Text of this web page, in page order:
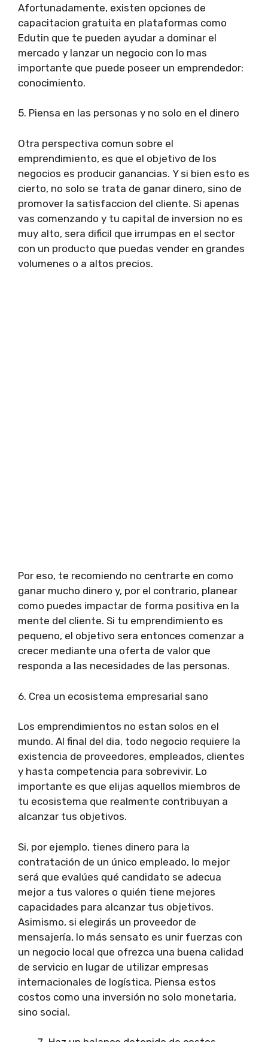
Afortunadamente, existen opciones de
capacitacion gratuita en plataformas como
Edutin que te pueden ayudar a dominar el
mercado y lanzar un negocio con lo mas
importante que puede poseer un emprendedor:
conocimiento.
5. Piensa en las personas y no solo en el dinero
Otra perspectiva comun sobre el
emprendimiento, es que el objetivo de los
negocios es producir ganancias. Y si bien esto es
cierto, no solo se trata de ganar dinero, sino de
promover la satisfaccion del cliente. Si apenas
vas comenzando y tu capital de inversion no es
muy alto, sera dificil que irrumpas en el sector
con un producto que puedas vender en grandes
volumenes o a altos precios.
Por eso, te recomiendo no centrarte en como
ganar mucho dinero y, por el contrario, planear
como puedes impactar de forma positiva en la
mente del cliente. Si tu emprendimiento es
pequeno, el objetivo sera entonces comenzar a
crecer mediante una oferta de valor que
responda a las necesidades de las personas.
6. Crea un ecosistema empresarial sano
Los emprendimientos no estan solos en el
mundo. Al final del dia, todo negocio requiere la
existencia de proveedores, empleados, clientes
y hasta competencia para sobrevivir. Lo
importante es que elijas aquellos miembros de
tu ecosistema que realmente contribuyan a
alcanzar tus objetivos.
Si, por ejemplo, tienes dinero para la
contratación de un único empleado, lo mejor
será que evalúes qué candidato se adecua
mejor a tus valores o quién tiene mejores
capacidades para alcanzar tus objetivos.
Asimismo, si elegirás un proveedor de
mensajería, lo más sensato es unir fuerzas con
un negocio local que ofrezca una buena calidad
de servicio en lugar de utilizar empresas
internacionales de logística. Piensa estos
costos como una inversión no solo monetaria,
sino social.